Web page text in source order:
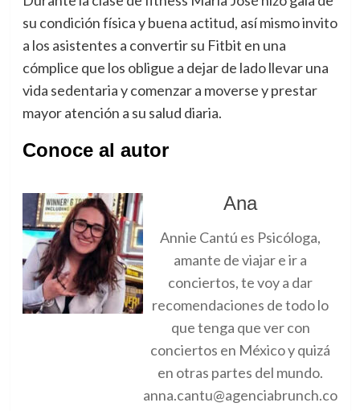
su condición física y buena actitud, así mismo invito
a los asistentes a convertir su Fitbit en una
cómplice que los obligue a dejar de lado llevar una
vida sedentaria y comenzar a moverse y prestar
mayor atención a su salud diaria.
Conoce al autor
Ana
Annie Cantú es Psicóloga,
amante de viajar e ir a
conciertos, te voy a dar
recomendaciones de todo lo
que tenga que ver con
conciertos en México y quizá
en otras partes del mundo.
anna.cantu@agenciabrunch.co